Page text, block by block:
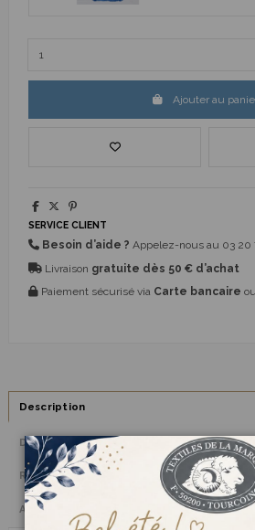
Ajouter au
SERVICE CLIENT
Besoin d’aide ? Appelez-nous au 03 20
Livraison gratuite dès 50 € d’achat
Paiement sécurisé via Carte bancaire ou
Description
Détails du produit
Reviews(0)
Avis clients